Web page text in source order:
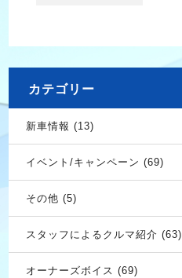
カテゴリー
新車情報 (13)
イベント/キャンペーン (69)
その他 (5)
スタッフによるクルマ紹介 (63)
オーナーズボイス (69)